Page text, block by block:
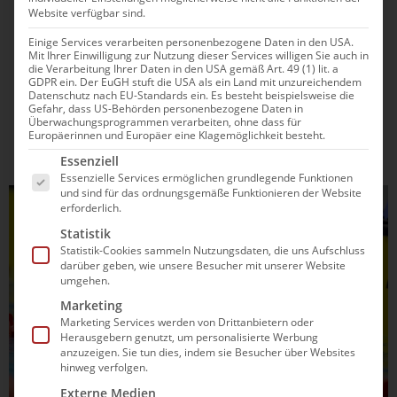
Straub krault zum EM-Ticket, hat aber
Olympia im Visier
Routinier Ruwen Straub hat den internen
Qualifikationswettkampf der deutschen
Freiwasserschwimmer im 50m-Becken des
Olympiastützpunktes Heidelberg überlegen gewonnen und
sich damit für die Europameisterschaften in Budapest (12. -
16. Mai) empfohlen. Der 28-Jährige vom SV Würzburg 05
kraulte die 10 Kilometer...
SCHWIMMEN
Website verfügbar sind.
Einige Services verarbeiten personenbezogene Daten in den USA.
Mit Ihrer Einwilligung zur Nutzung dieser Services willigen Sie auch in
die Verarbeitung Ihrer Daten in den USA gemäß Art. 49 (1) lit. a
GDPR ein. Der EuGH stuft die USA als ein Land mit unzureichendem
Datenschutz nach EU-Standards ein. Es besteht beispielsweise die
Gefahr, dass US-Behörden personenbezogene Daten in
Überwachungsprogrammen verarbeiten, ohne dass für
Europäerinnen und Europäer eine Klagemöglichkeit besteht.
Es folgt eine Liste der Service-Gruppen, für die
Essenziell
Essenzielle Services ermöglichen grundlegende Funktionen
und sind für das ordnungsgemäße Funktionieren der Website
erforderlich.
Statistik
Statistik-Cookies sammeln Nutzungsdaten, die uns Aufschluss
darüber geben, wie unsere Besucher mit unserer Website
umgehen.
Marketing
Marketing Services werden von Drittanbietern oder
Herausgebern genutzt, um personalisierte Werbung
anzuzeigen. Sie tun dies, indem sie Besucher über Websites
hinweg verfolgen.
Externe Medien